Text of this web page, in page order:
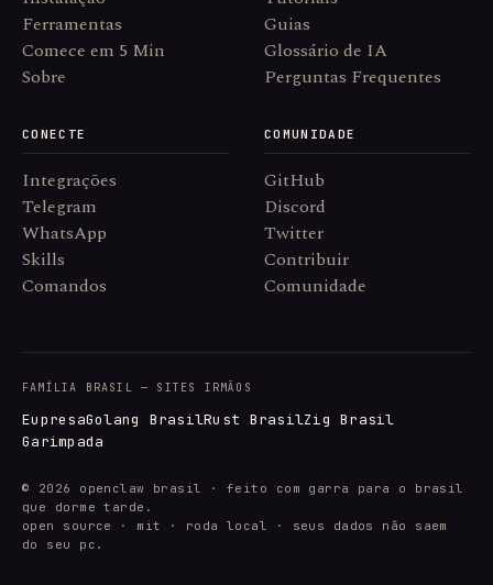
Ferramentas
Comece em 5 Min
Sobre
Guias
Glossário de IA
Perguntas Frequentes
CONECTE
Integrações
Telegram
WhatsApp
Skills
Comandos
COMUNIDADE
GitHub
Discord
Twitter
Contribuir
Comunidade
FAMÍLIA BRASIL — SITES IRMÃOS
EupresaGolang BrasilRust BrasilZig Brasil
Garimpada
© 2026 openclaw brasil · feito com garra para o brasil
que dorme tarde.
open source · mit · roda local · seus dados não saem
do seu pc.